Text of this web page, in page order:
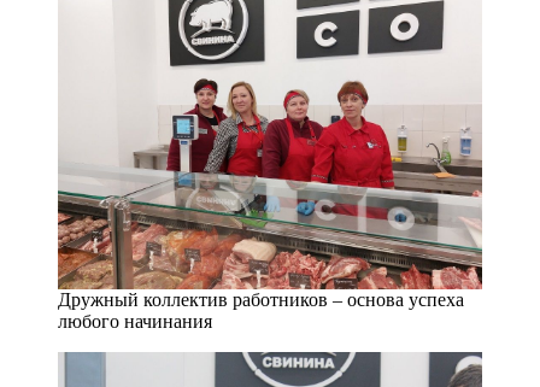
Дружный коллектив работников – основа успеха
любого начинания